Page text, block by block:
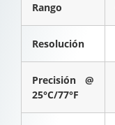
Rango
Resolución
Precisión @
25°C/77°F